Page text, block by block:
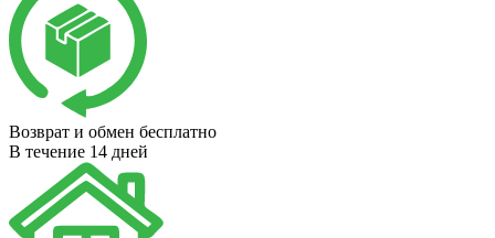
Возврат и обмен бесплатно
В течение 14 дней